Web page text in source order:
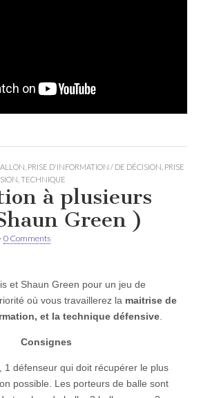
PRISE D'INFORMATION / DE DÉCISION PRISE
TECHNIQUE
à plusieurs
Green )
0 Comments
et Shaun Green pour un jeu de
où vous travaillerez la maitrise de
et la technique défensive
Consignes
1 défenseur qui doit récupérer le plus
possible. Les porteurs de balle sont